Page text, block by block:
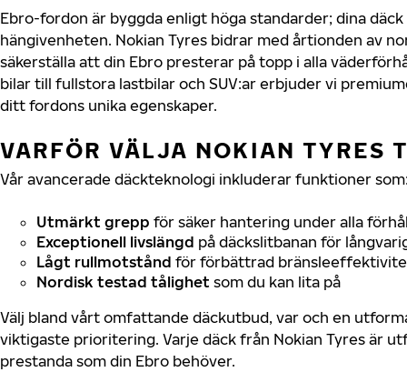
Ebro-fordon är byggda enligt höga standarder; dina
hängivenheten. Nokian Tyres bidrar med årtionden av
säkerställa att din Ebro presterar på topp i alla
bilar till fullstora lastbilar och SUV:ar erbjuder vi
ditt fordons unika egenskaper.
VARFÖR VÄLJA NOKIAN TYRES
Vår avancerade däckteknologi inkluderar funktioner
Utmärkt grepp för säker hantering under alla
Exceptionell livslängd på däckslitbanan för
Lågt rullmotstånd för förbättrad
Nordisk testad tålighet som du kan lita på
Välj bland vårt omfattande däckutbud, var och en
viktigaste prioritering. Varje däck från Nokian Tyres är
prestanda som din Ebro behöver.